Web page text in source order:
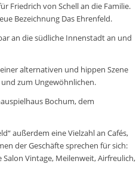
Friedrich von Schell an die Familie.
Bezeichnung Das Ehrenfeld.
an die südliche Innenstadt an und
alternativen und hippen Szene
zum Ungewöhnlichen.
Bochum, dem
außerdem eine Vielzahl an Cafés,
der Geschäfte sprechen für sich:
Vintage, Meilenweit, Airfreulich,